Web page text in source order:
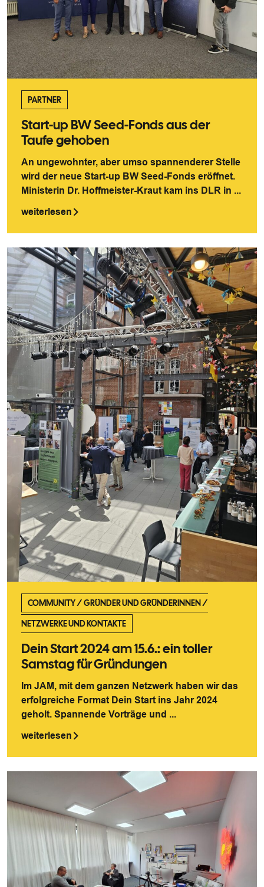
PARTNER
Start-up BW Seed-Fonds aus der
Taufe gehoben
An ungewohnter, aber umso spannenderer Stelle
wird der neue Start-up BW Seed-Fonds eröffnet.
Ministerin Dr. Hoffmeister-Kraut kam ins DLR in ...
weiterlesen
COMMUNITY/GRÜNDER UND GRÜNDERINNEN /
NETZWERKE UND KONTAKTE
Dein Start 2024 am 15.6.: ein toller
Samstag für Gründungen
Im JAM, mit dem ganzen Netzwerk haben wir das
erfolgreiche Format Dein Start ins Jahr 2024
geholt. Spannende Vorträge und ...
weiterlesen